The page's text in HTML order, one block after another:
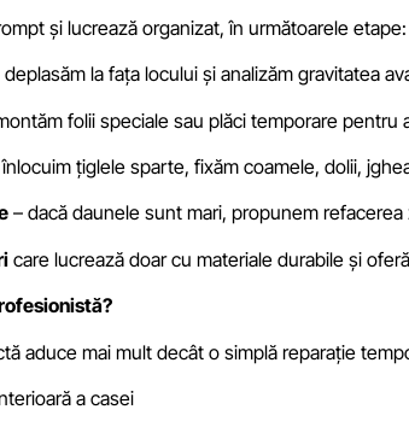
și lucrează organizat, în următoarele etape:
la fața locului și analizăm gravitatea
folii speciale sau plăci temporare pentru
țiglele sparte, fixăm coamele, dolii,
– dacă daunele sunt mari, propunem
care lucrează doar cu materiale durabile și oferă
aduce mai mult decât o simplă reparație
a casei